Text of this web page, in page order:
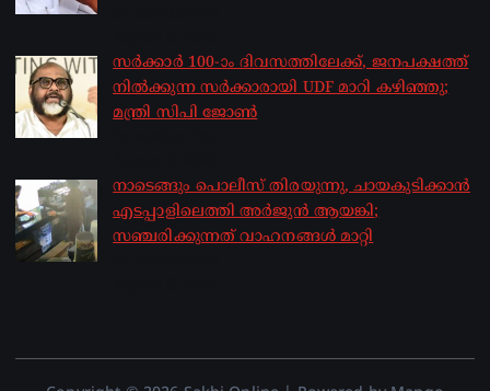
സർക്കാർ 100-ാം ദിവസത്തിലേക്ക്, ജനപക്ഷത്ത്
നിൽക്കുന്ന സർക്കാരായി UDF മാറി കഴിഞ്ഞു;
മന്ത്രി സിപി ജോൺ
നാടെങ്ങും പൊലീസ് തിരയുന്നു, ചായകുടിക്കാൻ
എടപ്പാളിലെത്തി അർജുൻ ആയങ്കി;
സഞ്ചരിക്കുന്നത് വാഹനങ്ങൾ മാറ്റി